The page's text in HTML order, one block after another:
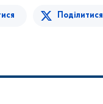
Поділитися